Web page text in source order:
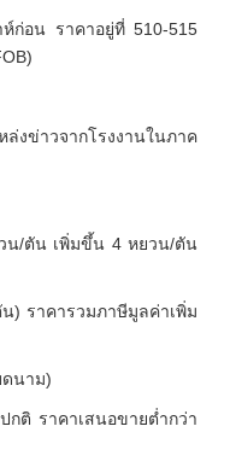
ก่อน ราคาอยู่ที่ 510-515
งข่าวจากโรงงานในภาค
น/ตัน เพิ่มขึ้น 4 หยวน/ตัน
) ราคารวมภาษีมูลค่าเพิ่ม
ดนาม)
ติ ราคาเสนอขายต่ำกว่า